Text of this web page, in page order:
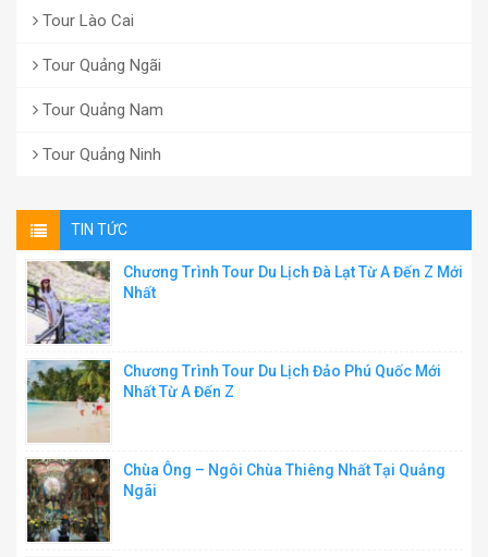
Tour Lào Cai
Tour Quảng Ngãi
Tour Quảng Nam
Tour Quảng Ninh
TIN TỨC
Chương Trình Tour Du Lịch Đà Lạt Từ A Đến Z Mới
Nhất
Chương Trình Tour Du Lịch Đảo Phú Quốc Mới
Nhất Từ A Đến Z
Chùa Ông – Ngôi Chùa Thiêng Nhất Tại Quảng
Ngãi